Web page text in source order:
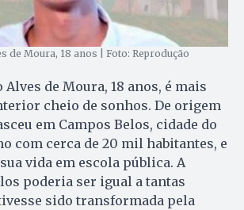
de Moura, 18 anos | Foto: Reprodução
Alves de Moura, 18 anos, é mais
cheio de sonhos. De origem
em Campos Belos, cidade do
com cerca de 20 mil habitantes, e
vida em escola pública. A
poderia ser igual a tantas
sido transformada pela